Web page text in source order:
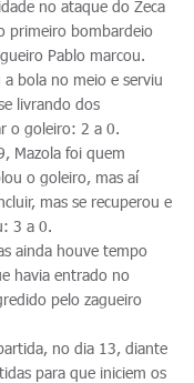
no ataque do Zeca
primeiro bombardeio
Pablo marcou.
bola no meio e serviu
livrando dos
o goleiro: 2 a 0.
Mazola foi quem
o goleiro, mas aí
mas se recuperou e
3 a 0.
ainda houve tempo
havia entrado no
pelo zagueiro
no dia 13, diante
para que iniciem os